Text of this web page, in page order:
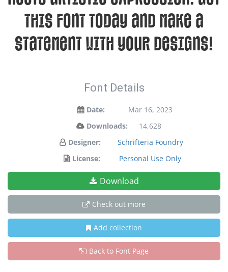
this font today and make a
statement with your designs!
Font Details
Date:
Mar 16, 2023
Downloads:
14,628
Designer:
Schrifteria Foundry
License:
Personal Use Only
Download
Check out more
Add collection
Back to Font Page